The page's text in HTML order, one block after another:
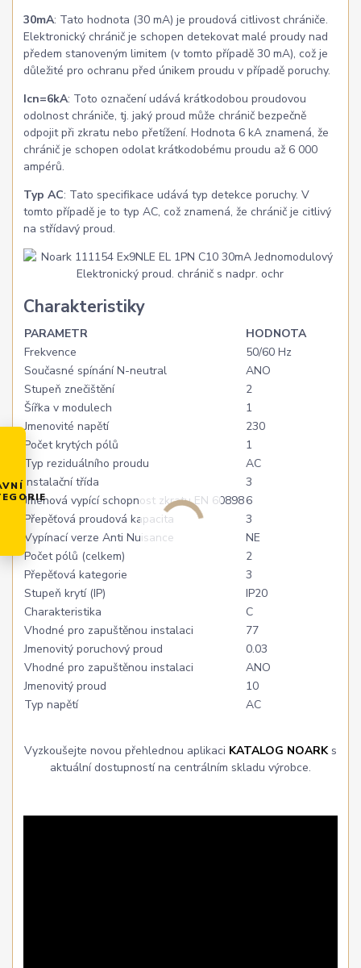
30mA: Tato hodnota (30 mA) je proudová citlivost chrániče.
Elektronický chránič je schopen detekovat malé proudy nad
předem stanoveným limitem (v tomto případě 30 mA), což je
důležité pro ochranu před únikem proudu v případě poruchy.
Icn=6kA: Toto označení udává krátkodobou proudovou
odolnost chrániče, tj. jaký proud může chránič bezpečně
odpojit při zkratu nebo přetížení. Hodnota 6 kA znamená, že
chránič je schopen odolat krátkodobému proudu až 6 000
ampérů.
Typ AC: Tato specifikace udává typ detekce poruchy. V
tomto případě je to typ AC, což znamená, že chránič je citlivý
na střídavý proud.
Charakteristiky
PARAMETR
HODNOTA
Frekvence
50/60 Hz
Současné spínání N-neutral
ANO
Stupeň znečištění
2
Šířka v modulech
1
Jmenovité napětí
230
Počet krytých pólů
1
Typ reziduálního proudu
AC
Instalační třída
3
Jmenová vypící schopnost zkratu EN 608986
Přepěťová proudová kapacita
3
Vypínací verze Anti Nuisance
NE
Počet pólů (celkem)
2
Přepěťová kategorie
3
Stupeň krytí (IP)
IP20
Charakteristika
C
Vhodné pro zapuštěnou instalaci
77
Jmenovitý poruchový proud
0.03
Vhodné pro zapuštěnou instalaci
ANO
Jmenovitý proud
10
Typ napětí
AC
Vyzkoušejte novou přehlednou aplikaci KATALOG NOARKs
aktuální dostupností na centrálním skladu výrobce.